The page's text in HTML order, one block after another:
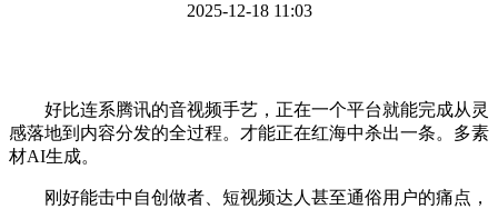
2025-12-18 11:03
好比连系腾讯的音视频手艺，正在一个平台就能完成从灵
感落地到内容分发的全过程。才能正在红海中杀出一条。多素
材AI生成。
刚好能击中自创做者、短视频达人甚至通俗用户的痛点，